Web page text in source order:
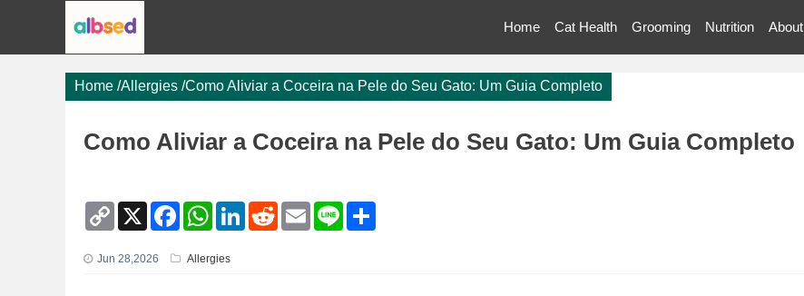
Home Cat Health Grooming Nutrition About
Home /Allergies /Como Aliviar a Coceira na Pele do Seu Gato: Um Guia Completo
Como Aliviar a Coceira na Pele do Seu Gato: Um Guia Completo
C
y
L
X
F
e
b
W
s
L
R
E
m
L
Jun 28,2026 Allergies